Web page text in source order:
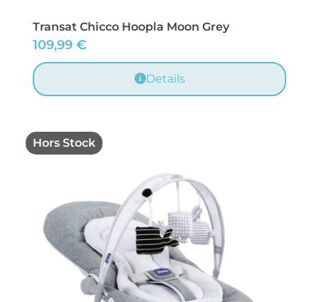
Transat Chicco Hoopla Moon Grey
109,99 €
Details
Hors Stock